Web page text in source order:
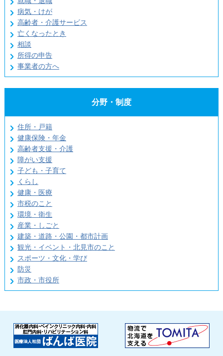
病気・けが
高齢者・介護サービス
亡くなったとき
相談
所得の申告
事業者の方へ
分野・制度
住所・戸籍
健康保険・年金
高齢者支援・介護
障がい支援
子ども・子育て
くらし
健康・医療
市税のこと
環境・衛生
産業・しごと
建築・道路・公園・都市計画
観光・イベント・北見市のこと
スポーツ・文化・学び
防災
市政・市役所